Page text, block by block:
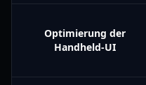
Optimierung der
Handheld-UI